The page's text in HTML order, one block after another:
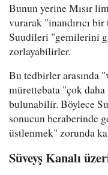
Bunun yerine Mısır
vurarak "inandırıcı
Suudileri "gemilerini
zorlayabilirler.
Bu tedbirler arasında
mürettebata "çok
bulunabilir. Böylece
sonucun beraberinde
üstlenmek" zorunda
Süveyş Kanalı